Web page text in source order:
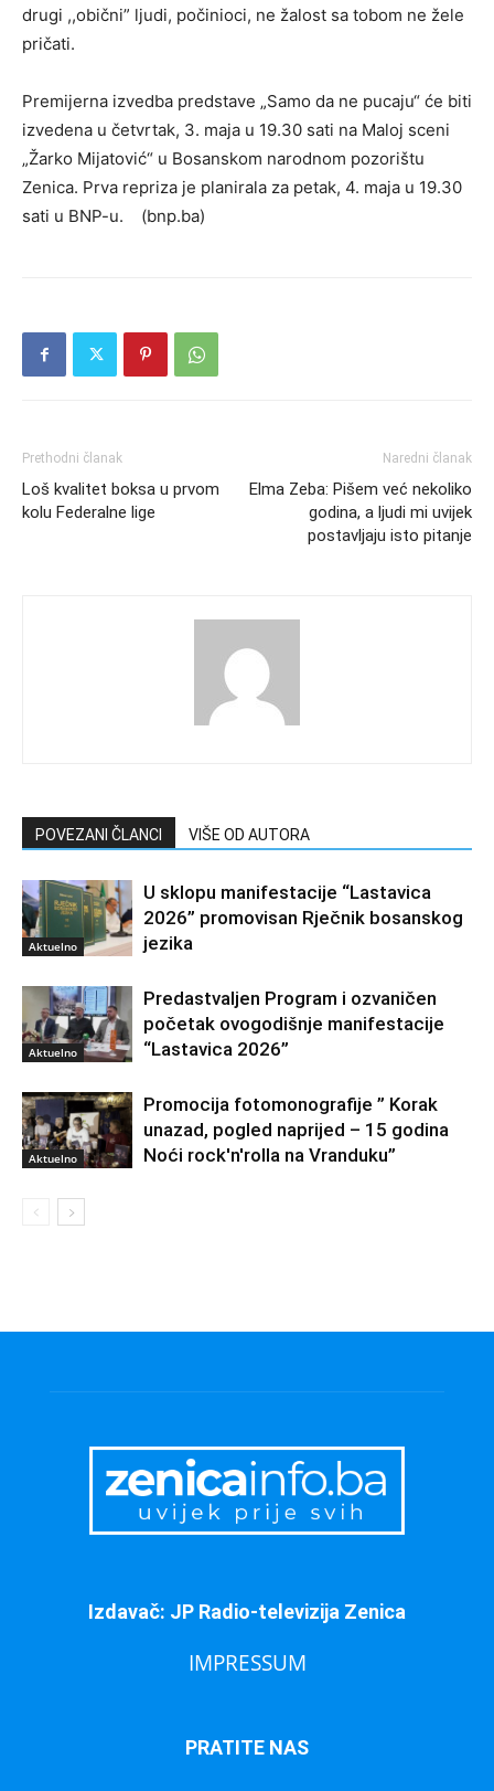
drugi ,,obični” ljudi, počinioci, ne žalost sa tobom ne žele
pričati.
Premijerna izvedba predstave „Samo da ne pucaju“ će biti
izvedena u četvrtak, 3. maja u 19.30 sati na Maloj sceni
„Žarko Mijatović“ u Bosanskom narodnom pozorištu
Zenica. Prva repriza je planirala za petak, 4. maja u 19.30
sati u BNP-u. (bnp.ba)
Prethodni članak
Loš kvalitet boksa u prvom
kolu Federalne lige
Naredni članak
Elma Zeba: Pišem već nekoliko
godina, a ljudi mi uvijek
postavljaju isto pitanje
POVEZANI ČLANCI VIŠE OD AUTORA
Aktuelno
U sklopu manifestacije “Lastavica
2026” promovisan Rječnik bosanskog
jezika
Aktuelno
Predastvaljen Program i ozvaničen
početak ovogodišnje manifestacije
“Lastavica 2026”
Aktuelno
Promocija fotomonografije ” Korak
unazad, pogled naprijed – 15 godina
Noći rock'n'rolla na Vranduku”
Izdavač: JP Radio-televizija Zenica
IMPRESSUM
PRATITE NAS